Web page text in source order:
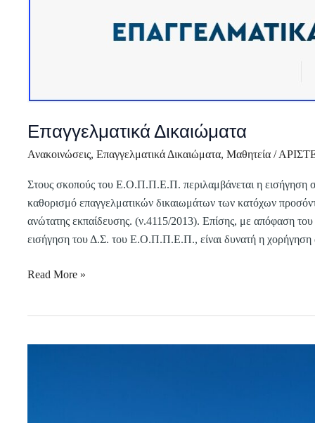
Επαγγελματικά Δικαιώματα
Ανακοινώσεις, Επαγγελματικά Δικαιώματα, Μαθητεία/
Στους σκοπούς του Ε.Ο.Π.Π.Ε.Π. περιλαμβάνεται η εισήγηση
καθορισμό επαγγελματικών δικαιωμάτων των κατόχων
ανώτατης εκπαίδευσης. (ν.4115/2013). Επίσης, με απόφαση
εισήγηση του Δ.Σ. του Ε.Ο.Π.Π.Ε.Π., είναι δυνατή η χορήγηση
Read More »